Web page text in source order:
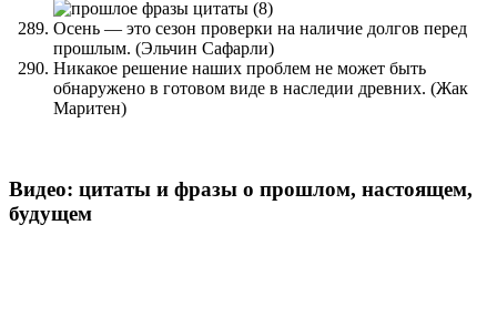
Осень — это сезон проверки на наличие долгов перед
прошлым. (Эльчин Сафарли)
Никакое решение наших проблем не может быть
обнаружено в готовом виде в наследии древних. (Жак
Маритен)
Видео: цитаты и фразы о прошлом, настоящем,
будущем